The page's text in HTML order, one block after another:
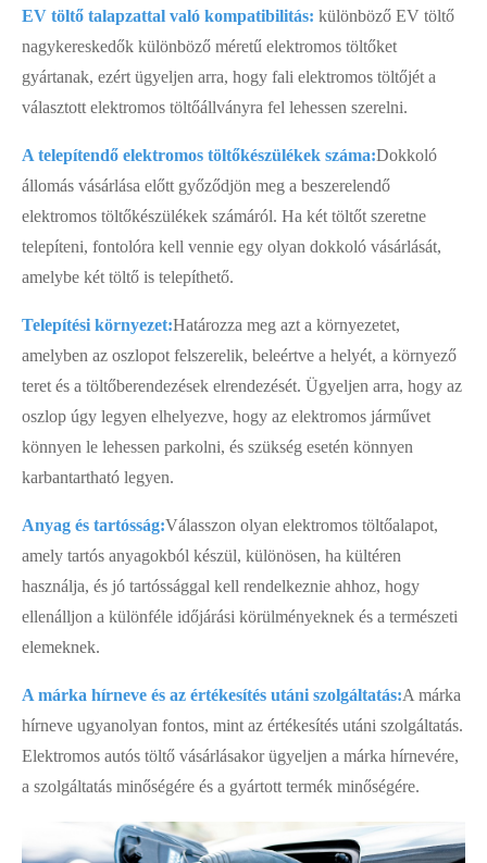
EV töltő talapzattal való kompatibilitás: különböző EV töltő
nagykereskedők különböző méretű elektromos töltőket
gyártanak, ezért ügyeljen arra, hogy fali elektromos töltőjét a
választott elektromos töltőállványra fel lehessen szerelni.
A telepítendő elektromos töltőkészülékek száma:Dokkoló
állomás vásárlása előtt győződjön meg a beszerelendő
elektromos töltőkészülékek számáról. Ha két töltőt szeretne
telepíteni, fontolóra kell vennie egy olyan dokkoló vásárlását,
amelybe két töltő is telepíthető.
Telepítési környezet:Határozza meg azt a környezetet,
amelyben az oszlopot felszerelik, beleértve a helyét, a környező
teret és a töltőberendezések elrendezését. Ügyeljen arra, hogy az
oszlop úgy legyen elhelyezve, hogy az elektromos járművet
könnyen le lehessen parkolni, és szükség esetén könnyen
karbantartható legyen.
Anyag és tartósság:Válasszon olyan elektromos töltőalapot,
amely tartós anyagokból készül, különösen, ha kültéren
használja, és jó tartóssággal kell rendelkeznie ahhoz, hogy
ellenálljon a különféle időjárási körülményeknek és a természeti
elemeknek.
A márka hírneve és az értékesítés utáni szolgáltatás:A márka
hírneve ugyanolyan fontos, mint az értékesítés utáni szolgáltatás.
Elektromos autós töltő vásárlásakor ügyeljen a márka hírnevére,
a szolgáltatás minőségére és a gyártott termék minőségére.